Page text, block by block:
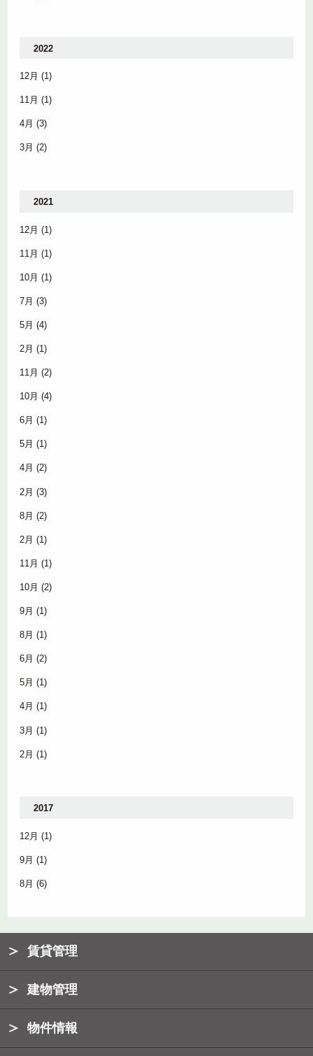
2022
12月 (1)
11月 (1)
4月 (3)
3月 (2)
2021
12月 (1)
11月 (1)
10月 (1)
7月 (3)
5月 (4)
2月 (1)
11月 (2)
10月 (4)
6月 (1)
5月 (1)
4月 (2)
2月 (3)
8月 (2)
2月 (1)
11月 (1)
10月 (2)
9月 (1)
8月 (1)
6月 (2)
5月 (1)
4月 (1)
3月 (1)
2月 (1)
2017
12月 (1)
9月 (1)
8月 (6)
賃貸管理
建物管理
物件情報